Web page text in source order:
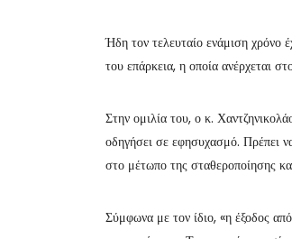
Ήδη τον τελευταίο ενάμιση χρόνο
του επάρκεια, η οποία ανέρχεται
Στην ομιλία του, ο κ.
οδηγήσει σε εφησυχασμό. Πρέπει
στο μέτωπο της σταθεροποίησης
Σύμφωνα με τον ίδιο, «η έξοδος